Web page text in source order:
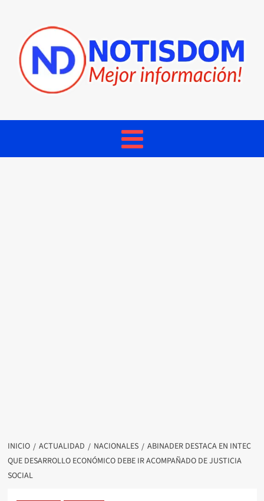
INICIO ACTUALIDAD NACIONALES
ABINADER DESTACA EN INTEC
QUE DESARROLLO ECONÓMICO DEBE IR ACOMPAÑADO DE JUSTICIA
SOCIAL